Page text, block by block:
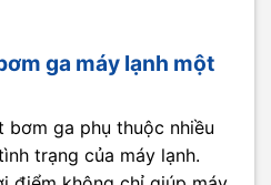
ga máy lạnh một
bơm ga phụ thuộc nhiều
trạng của máy lạnh.